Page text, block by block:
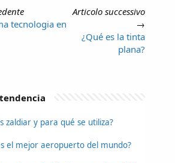
tecnologia en
Articolo successivo
→
¿Qué es la tinta
plana?
zaldiar y para qué se utiliza?
el mejor aeropuerto del mundo?